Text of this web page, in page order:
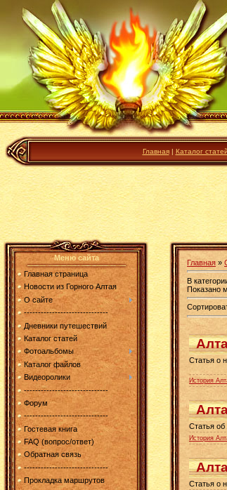
Главная| Каталог статей
Меню сайта
Главная страница
Новости из Горного Алтая
О сайте
------------------------------
Дневники путешествий
Каталог статей
Фотоальбомы
Каталог файлов
Видеоролики
------------------------------
Форум
------------------------------
Гостевая книга
FAQ (вопрос/ответ)
Обратная связь
------------------------------
Прокладка маршрутов
Главная »
В
Показано
Статья о
История
Статья об
История
Статья о